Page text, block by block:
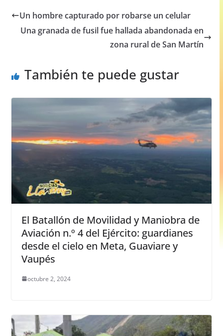
e
b
k
s
A
e
n
e
Un hombre capturado por robarse un celular
Una granada de fusil fue hallada abandonada en
zona rural de San Martín
También te puede gustar
El Batallón de Movilidad y Maniobra de
Aviación n.º 4 del Ejército: guardianes
desde el cielo en Meta, Guaviare y
Vaupés
octubre 2, 2024